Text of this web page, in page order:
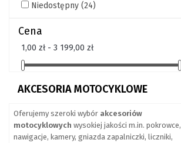
Niedostępny (24)
Cena
1,00 zł - 3 199,00 zł
AKCESORIA MOTOCYKLOWE
Oferujemy szeroki wybór akcesoriów
motocyklowych wysokiej jakości m.in. pokrowce,
nawigacje, kamery, gniazda zapalniczki, liczniki,